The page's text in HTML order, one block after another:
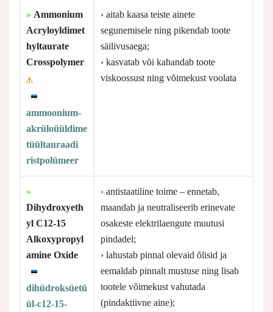
» Ammonium
Acryloyldimet
hyltaurate
Crosspolymer
ammoonium-
akrüloüüldime
tüültauraadi
ristpolümeer
› aitab kaasa teiste ainete
segunemisele ning pikendab toote
säilivusaega;
› kasvatab või kahandab toote
viskoossust ning võimekust voolata
»
Dihydroxyeth
yl C12-15
Alkoxypropyl
amine Oxide
dihüdroksüetü
ül-c12-15-
› antistaatiline toime – ennetab,
maandab ja neutraliseerib erinevate
osakeste elektrilaengute muutusi
pindadel;
› lahustab pinnal olevaid õlisid ja
eemaldab pinnalt mustuse ning lisab
tootele võimekust vahutada
(pindaktiivne aine);